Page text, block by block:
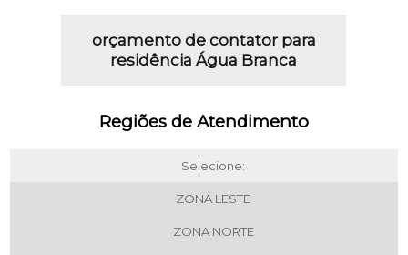
orçamento de contator para
residência Água Branca
Regiões de Atendimento
Selecione:
ZONA LESTE
ZONA NORTE